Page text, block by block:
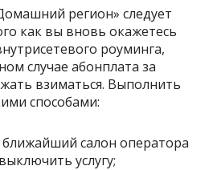
регион» следует
как вы вновь окажетесь
роуминга,
случае абонплата за
взиматься. Выполнить
способами:
ближайший салон оператора
услугу;